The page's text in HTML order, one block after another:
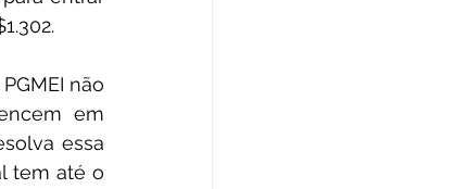
em
essa
tem até o